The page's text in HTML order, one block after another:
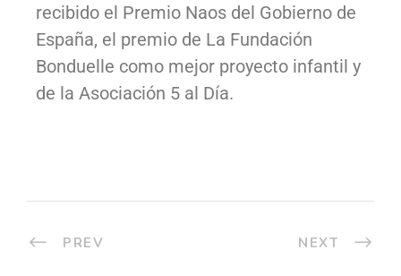
recibido el Premio Naos del Gobierno de
España, el premio de La Fundación
Bonduelle como mejor proyecto infantil y
de la Asociación 5 al Día.
PREV NEXT